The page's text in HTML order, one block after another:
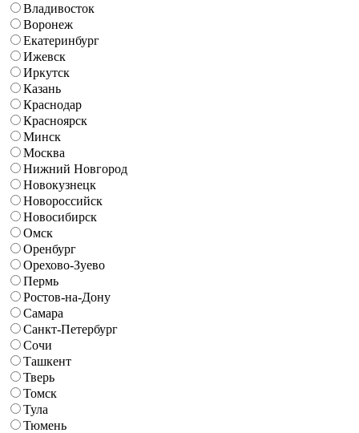
Владивосток
Воронеж
Екатеринбург
Ижевск
Иркутск
Казань
Краснодар
Красноярск
Минск
Москва
Нижний Новгород
Новокузнецк
Новороссийск
Новосибирск
Омск
Оренбург
Орехово-Зуево
Пермь
Ростов-на-Дону
Самара
Санкт-Петербург
Сочи
Ташкент
Тверь
Томск
Тула
Тюмень